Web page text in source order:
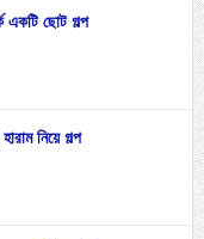
একটি ছোট গল্প
নিয়ে গল্প